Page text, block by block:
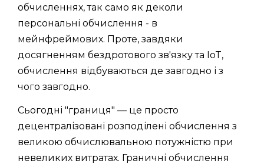
обчисленнях, так само як деколи
персональні обчислення - в
мейнфреймових. Проте, завдяки
досягненням бездротового зв'язку та IoT,
обчислення відбуваються де завгодно і з
чого завгодно.
Сьогодні "границя" — це просто
децентралізовані розподілені обчислення з
великою обчислювальною потужністю при
невеликих витратах. Граничні обчислення